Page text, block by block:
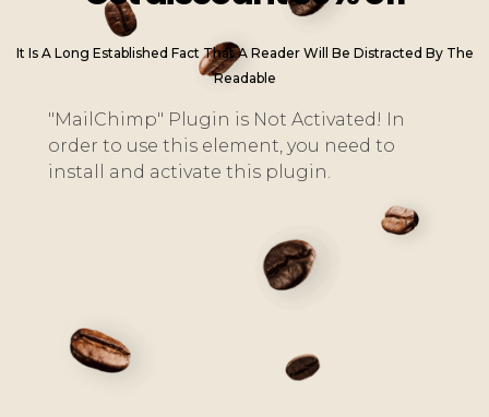
It Is A Long Established Fact That A Reader Will Be Distracted By The
Readable
"MailChimp" Plugin is Not Activated! In
order to use this element, you need to
install and activate this plugin.